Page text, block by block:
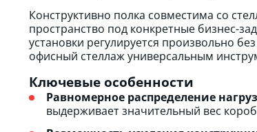
Конструктивно полка совместима со
пространство под конкретные бизнес-
установки регулируется произвольно
офисный стеллаж универсальным
Ключевые особенности
Равномерное распределение
выдерживает значительный вес